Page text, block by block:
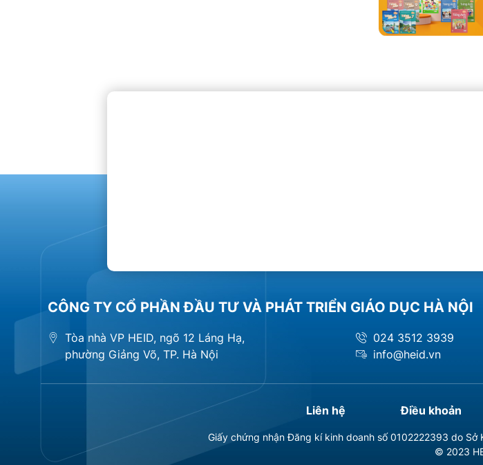
CÔNG TY CỔ PHẦN ĐẦU TƯ VÀ PHÁT TRIỂN GIÁO DỤC HÀ NỘI
Tòa nhà VP HEID, ngõ 12 Láng Hạ,
phường Giảng Võ, TP. Hà Nội
024 3512 3939
info@heid.vn
Liên hệ Điều khoản
Giấy chứng nhận Đăng kí kinh doanh số 0102222393 do
© 2023